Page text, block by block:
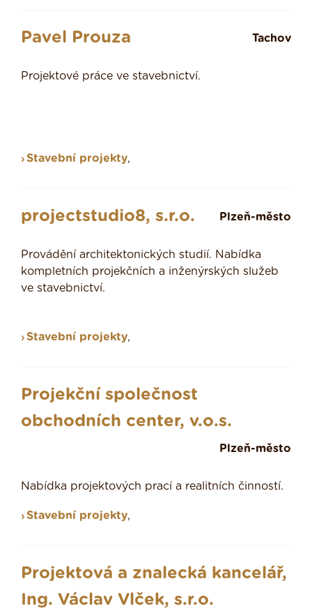
Pavel Prouza Tachov
Projektové práce ve stavebnictví.
Stavební projekty,
projectstudio8, s.r.o. Plzeň-město
Provádění architektonických studií. Nabídka
kompletních projekčních a inženýrských služeb
ve stavebnictví.
Stavební projekty,
Projekční společnost
obchodních center, v.o.s.
Plzeň-město
Nabídka projektových prací a realitních činností.
Stavební projekty,
Projektová a znalecká kancelář,
Ing. Václav Vlček, s.r.o.